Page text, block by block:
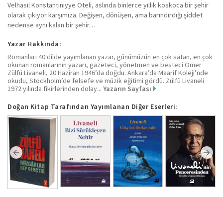
Velhasıl Konstantiniyye Oteli, aslında binlerce yıllık koskoca bir şehir
olarak çıkıyor karşımıza. Değişen, dönüşen, ama barındırdığı şiddet
nedense aynı kalan bir şehir…
Yazar Hakkında:
Romanları 40 dilde yayımlanan yazar, günümüzün en çok satan, en çok
okunan romanlarının yazarı, gazeteci, yönetmen ve besteci Ömer
Zülfü Livaneli, 20 Haziran 1946’da doğdu. Ankara’da Maarif Koleji’nde
okudu, Stockholm’de felsefe ve müzik eğitimi gördü. Zülfü Livaneli
1972 yılında fikirlerinden dolay... Yazarın Sayfası
Doğan Kitap Tarafından Yayımlanan Diğer Eserleri: